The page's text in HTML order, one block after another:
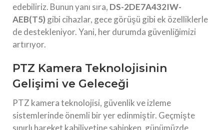
edebiliriz. Bunun yanı sıra, DS-2DE7A432IW-
AEB(T5) gibi cihazlar, gece görüşü gibi ek özelliklerle
de destekleniyor. Yani, her durumda güvenliğimizi
artırıyor.
PTZ Kamera Teknolojisinin
Gelişimi ve Geleceği
PTZ kamera teknolojisi, güvenlik ve izleme
sistemlerinde önemli bir yer edinmiştir. Geçmişte
sınırlı hareket kabiliyetine sahipken, günümüzde